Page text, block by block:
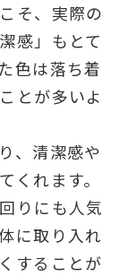
そ、実際の
感」もとて
色は落ち着
とが多いよ
、清潔感や
くれます。
りにも人気
に取り入れ
することが